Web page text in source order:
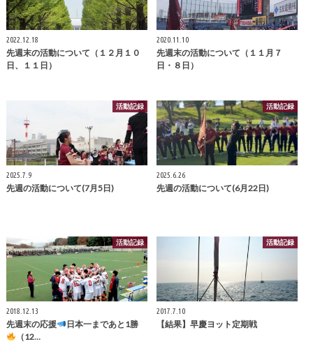
2022.12.18
先週末の活動について（１２月１０
日、１１日）
2020.11.10
先週末の活動について（１１月７
日・８日）
活動記録
2025.7.9
先週の活動について(7月5日)
活動記録
2025.6.26
先週の活動について(6月22日)
活動記録
2018.12.13
先週末の応援
日本一まであと1勝
（12…
活動記録
2017.7.10
【結果】早慶ヨット定期戦